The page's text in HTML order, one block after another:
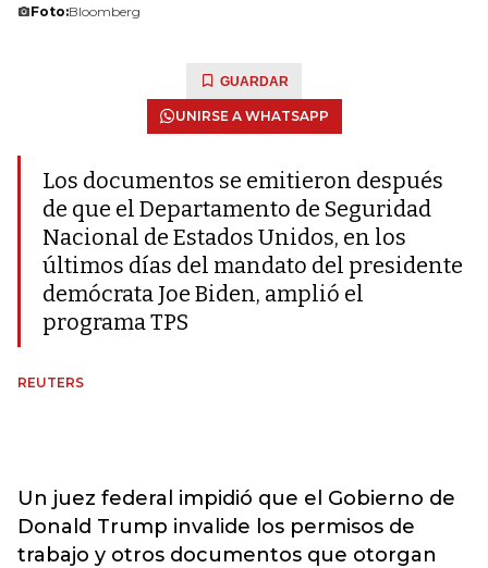
Foto:Bloomberg
GUARDAR
UNIRSE A WHATSAPP
Los documentos se emitieron después
de que el Departamento de Seguridad
Nacional de Estados Unidos, en los
últimos días del mandato del presidente
demócrata Joe Biden, amplió el
programa TPS
REUTERS
Un juez federal impidió que el Gobierno de
Donald Trump invalide los permisos de
trabajo y otros documentos que otorgan